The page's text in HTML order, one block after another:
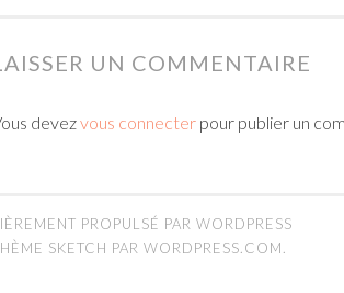
UN COMMENTAIRE
devezvous connecter pour publier un
PROPULSÉ PAR WORDPRESS
SKETCH PAR WORDPRESS.COM